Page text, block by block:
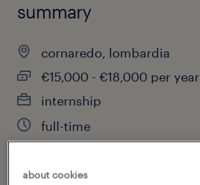
summary
cornaredo, lombardia
€15,000 - €18,000 per year
internship
full-time
about cookies